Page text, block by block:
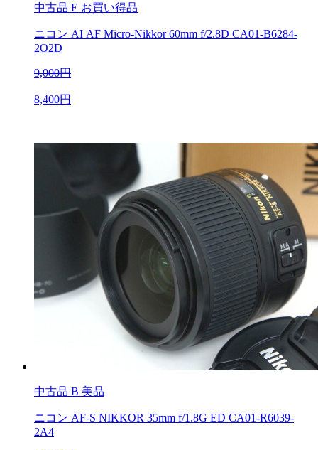
中古品 E お買い得品
ニコン AI AF Micro-Nikkor 60mm f/2.8D CA01-B6284-
2O2D
9,000円
8,400円
中古品 B 美品
ニコン AF-S NIKKOR 35mm f/1.8G ED CA01-R6039-
2A4